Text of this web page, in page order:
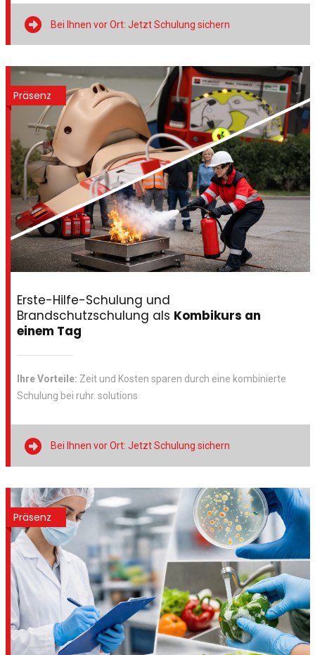
 Bei Ihnen vor Ort: Jetzt Schulung sichern
Präsenz
Erste-Hilfe-Schulung und
Brandschutzschulung als Kombikurs an
einem Tag
Ihre Vorteile: Zeit und Kosten sparen durch eine kombinierte
Schulung bei ruhr. solutions
 Bei Ihnen vor Ort: Jetzt Schulung sichern
Präsenz